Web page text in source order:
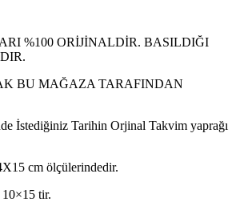
%100 ORİJİNALDİR. BASILDIĞI
BU MAĞAZA TARAFINDAN
İstediğiniz Tarihin Orjinal Takvim yaprağı
cm ölçülerindedir.
tir.